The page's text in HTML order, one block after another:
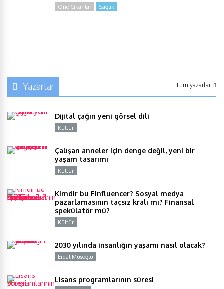
Öne Çıkanlar Sağlık
Yazarlar Tüm yazarlar
Dijital çağın yeni görsel dili
Kültür
Çalışan anneler için denge değil, yeni bir
yaşam tasarımı
Kültür
Kimdir bu Finfluencer? Sosyal medya
pazarlamasının taçsız kralı mı? Finansal
spekülatör mü?
Kültür
2030 yılında insanlığın yaşamı nasıl olacak?
Erdal Musoğlu
Lisans programlarının süresi